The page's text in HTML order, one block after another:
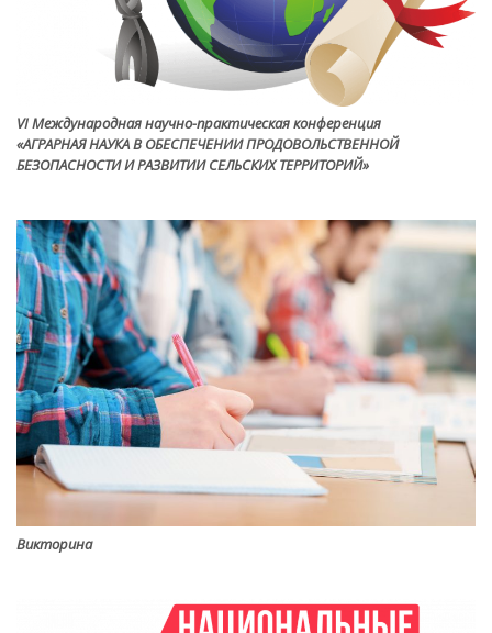
VI Международная научно-практическая конференция
«АГРАРНАЯ НАУКА В ОБЕСПЕЧЕНИИ ПРОДОВОЛЬСТВЕННОЙ
БЕЗОПАСНОСТИ И РАЗВИТИИ СЕЛЬСКИХ ТЕРРИТОРИЙ»
Викторина